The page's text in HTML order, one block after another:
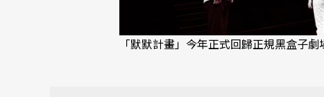
「默默計畫」今年正式回歸正規黑盒子